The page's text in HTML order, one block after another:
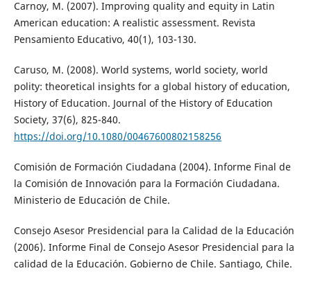
Carnoy, M. (2007). Improving quality and equity in Latin
American education: A realistic assessment. Revista
Pensamiento Educativo, 40(1), 103-130.
Caruso, M. (2008). World systems, world society, world
polity: theoretical insights for a global history of education,
History of Education. Journal of the History of Education
Society, 37(6), 825-840.
https://doi.org/10.1080/00467600802158256
Comisión de Formación Ciudadana (2004). Informe Final de
la Comisión de Innovación para la Formación Ciudadana.
Ministerio de Educación de Chile.
Consejo Asesor Presidencial para la Calidad de la Educación
(2006). Informe Final de Consejo Asesor Presidencial para la
calidad de la Educación. Gobierno de Chile. Santiago, Chile.